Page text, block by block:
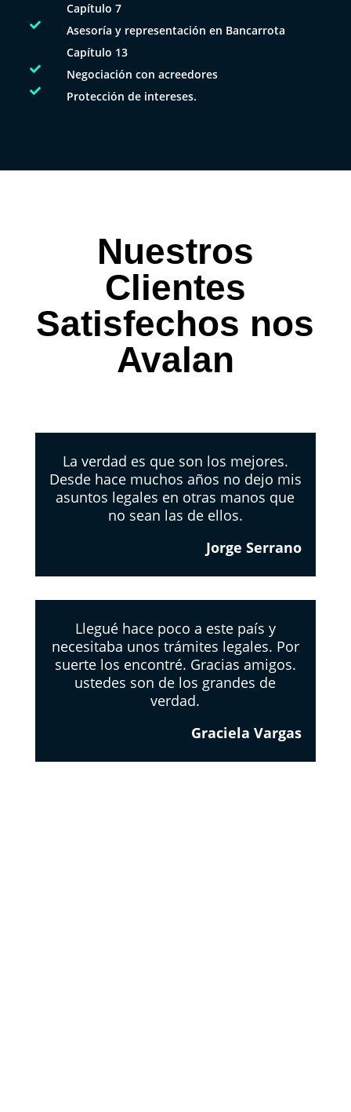
Capítulo 7

Asesoría y representación en Bancarrota
Capítulo 13
 Negociación con acreedores
 Protección de intereses.
Nuestros
Clientes
Satisfechos nos
Avalan
La verdad es que son los mejores.
Desde hace muchos años no dejo mis
asuntos legales en otras manos que
no sean las de ellos.
Jorge Serrano
Llegué hace poco a este país y
necesitaba unos trámites legales. Por
suerte los encontré. Gracias amigos.
ustedes son de los grandes de
verdad.
Graciela Vargas